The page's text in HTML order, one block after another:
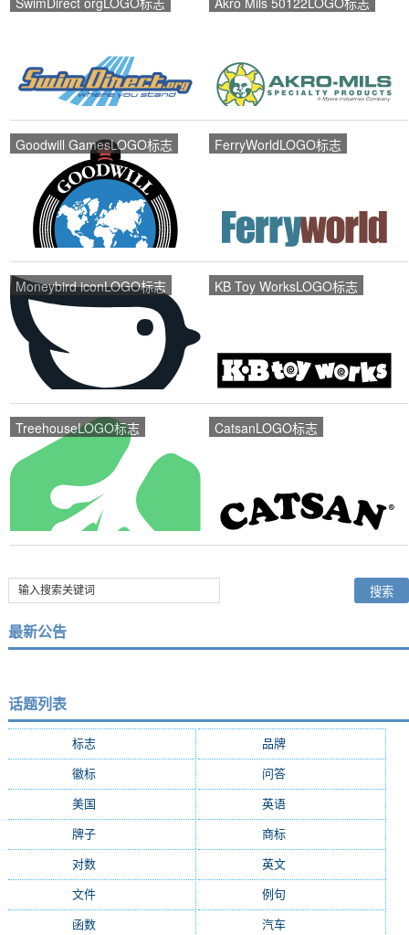
Goodwill GamesLOGO标志 FerryWorldLOGO标志
Moneybird iconLOGO标志 KB Toy WorksLOGO标志
TreehouseLOGO标志 CatsanLOGO标志
最新公告
话题列表
标志 品牌(7684)
徽标 问答(4756)
美国 英语(2362)
牌子 商标(2139)
对数 英文(2103)
文件 例句
函数 汽车(1162)